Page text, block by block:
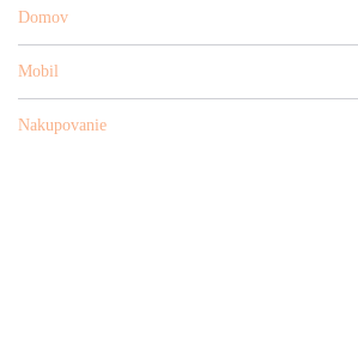
Domov
Mobil
Nakupovanie